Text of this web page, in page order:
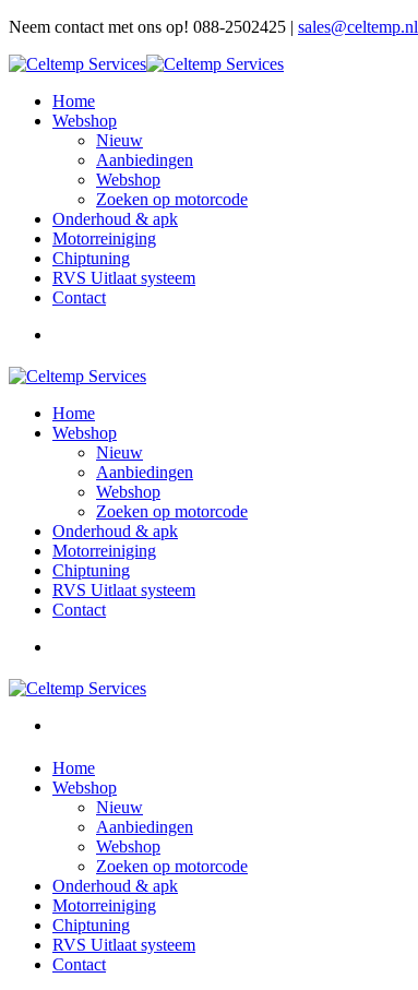
Neem contact met ons op! 088-2502425 | sales@celtemp.nl
Home
Webshop
Nieuw
Aanbiedingen
Webshop
Zoeken op motorcode
Onderhoud & apk
Motorreiniging
Chiptuning
RVS Uitlaat systeem
Contact
Home
Webshop
Nieuw
Aanbiedingen
Webshop
Zoeken op motorcode
Onderhoud & apk
Motorreiniging
Chiptuning
RVS Uitlaat systeem
Contact
Home
Webshop
Nieuw
Aanbiedingen
Webshop
Zoeken op motorcode
Onderhoud & apk
Motorreiniging
Chiptuning
RVS Uitlaat systeem
Contact